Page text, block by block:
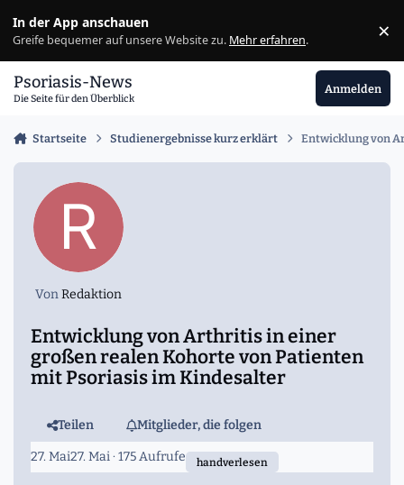
In der App anschauen
Greife bequemer auf unsere Website zu. Mehr erfahren. ×
Psoriasis-News
Die Seite für den Überblick
Anmelden
Startseite Studienergebnisse kurz erklärt Entwicklung von
VonRedaktion
Entwicklung von Arthritis in einer
großen realen Kohorte von Patienten
mit Psoriasis im Kindesalter
Teilen Mitglieder, die folgen
27. Mai27. Mai· 175 Aufrufe handverlesen